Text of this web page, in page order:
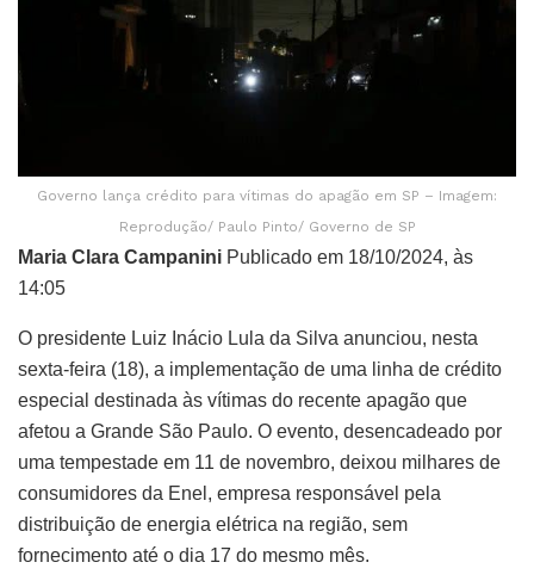
Governo lança crédito para vítimas do apagão em SP – Imagem:
Reprodução/ Paulo Pinto/ Governo de SP
Maria Clara Campanini Publicado em 18/10/2024, às
14:05
O presidente Luiz Inácio Lula da Silva anunciou, nesta
sexta-feira (18), a implementação de uma linha de crédito
especial destinada às vítimas do recente apagão que
afetou a Grande São Paulo. O evento, desencadeado por
uma tempestade em 11 de novembro, deixou milhares de
consumidores da Enel, empresa responsável pela
distribuição de energia elétrica na região, sem
fornecimento até o dia 17 do mesmo mês.